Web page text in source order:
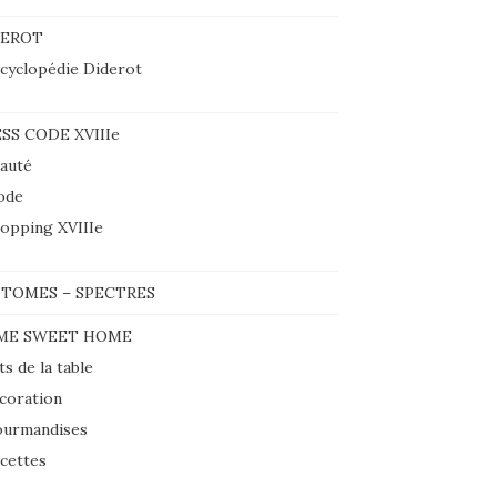
Diderot
CODE XVIIIe
XVIIIe
– SPECTRES
SWEET HOME
de la table